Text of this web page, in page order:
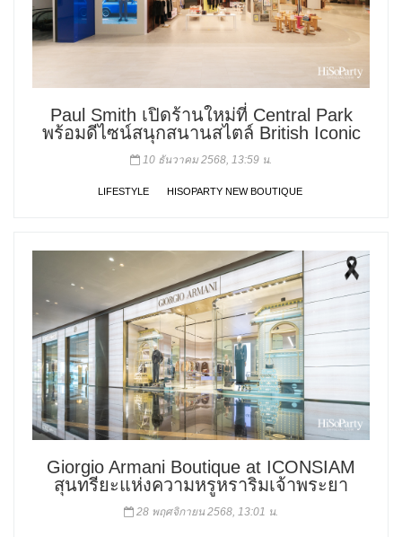
Paul Smith เปิดร้านใหม่ที่ Central Park
พร้อมดีไซน์สนุกสนานสไตล์ British Iconic
10 ธันวาคม 2568, 13:59 น.
LIFESTYLE HISOPARTY NEW BOUTIQUE
Giorgio Armani Boutique at ICONSIAM
สุนทรียะแห่งความหรูหราริมเจ้าพระยา
28 พฤศจิกายน 2568, 13:01 น.